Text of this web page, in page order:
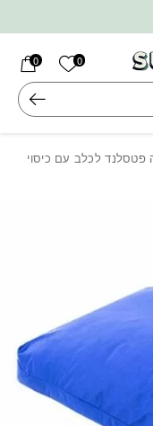
0 הרשימה
0
פטסלנד לכלב עם כיסוי